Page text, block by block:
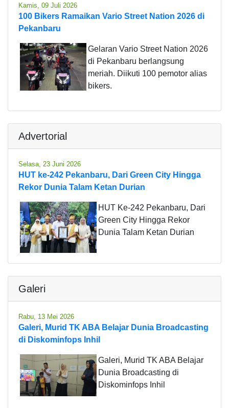
Kamis, 09 Juli 2026
100 Bikers Ramaikan Vario Street Nation 2026 di
Pekanbaru
Gelaran Vario Street Nation 2026
di Pekanbaru berlangsung
meriah. Diikuti 100 pemotor alias
bikers.
Advertorial
Selasa, 23 Juni 2026
HUT ke-242 Pekanbaru, Dari Green City Hingga
Rekor Dunia Talam Ketan Durian
HUT Ke-242 Pekanbaru, Dari
Green City Hingga Rekor
Dunia Talam Ketan Durian
Galeri
Rabu, 13 Mei 2026
Galeri, Murid TK ABA Belajar Dunia Broadcasting
di Diskominfops Inhil
Galeri, Murid TK ABA Belajar
Dunia Broadcasting di
Diskominfops Inhil